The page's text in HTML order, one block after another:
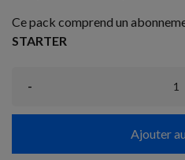
Ce pack comprend un
STARTER
-
Ajouter